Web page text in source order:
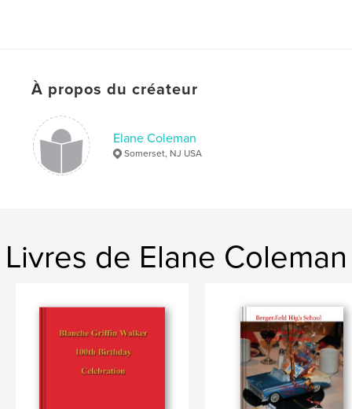
À propos du créateur
Elane Coleman
Somerset, NJ USA
Livres de Elane Coleman